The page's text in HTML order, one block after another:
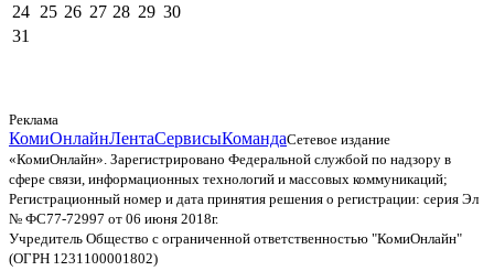
24 25 26 27 28 29 30
31
Реклама
КомиОнлайнЛентаСервисыКомандаСетевое издание
«КомиОнлайн». Зарегистрировано Федеральной службой по надзору в
сфере связи, информационных технологий и массовых коммуникаций;
Регистрационный номер и дата принятия решения о регистрации: серия Эл
№ ФС77-72997 от 06 июня 2018г.
Учредитель Общество с ограниченной ответственностью "КомиОнлайн"
(ОГРН 1231100001802)